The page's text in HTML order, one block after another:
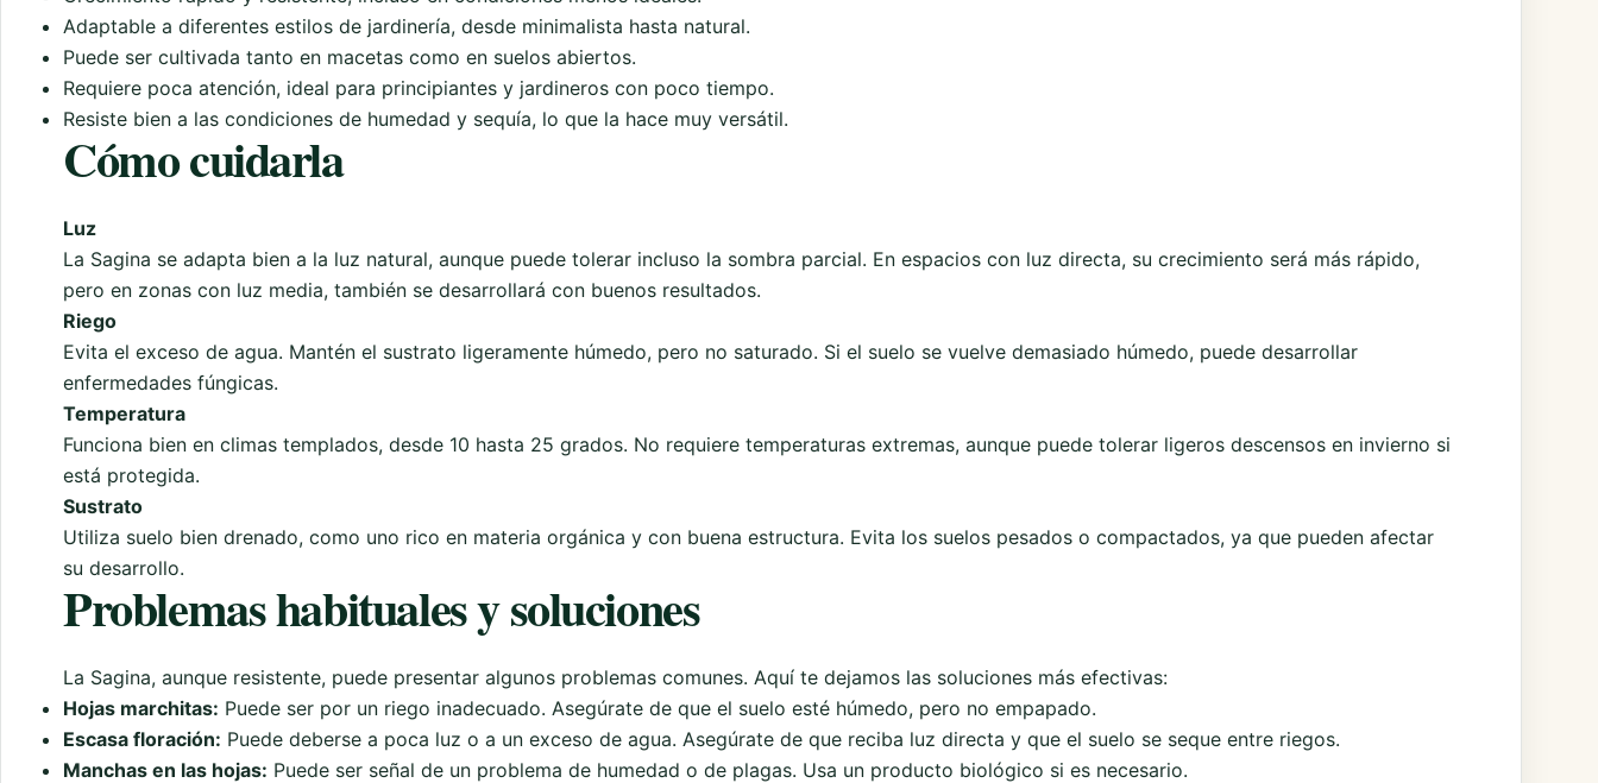
Adaptable a diferentes estilos de jardinería, desde minimalista hasta natural.
Puede ser cultivada tanto en macetas como en suelos abiertos.
Requiere poca atención, ideal para principiantes y jardineros con poco tiempo.
Resiste bien a las condiciones de humedad y sequía, lo que la hace muy versátil.
Cómo cuidarla
Luz
La Sagina se adapta bien a la luz natural, aunque puede tolerar incluso la sombra parcial. En espacios con luz directa, su crecimiento será más rápido,
pero en zonas con luz media, también se desarrollará con buenos resultados.
Riego
Evita el exceso de agua. Mantén el sustrato ligeramente húmedo, pero no saturado. Si el suelo se vuelve demasiado húmedo, puede desarrollar
enfermedades fúngicas.
Temperatura
Funciona bien en climas templados, desde 10 hasta 25 grados. No requiere temperaturas extremas, aunque puede tolerar ligeros descensos en invierno si
está protegida.
Sustrato
Utiliza suelo bien drenado, como uno rico en materia orgánica y con buena estructura. Evita los suelos pesados o compactados, ya que pueden afectar
su desarrollo.
Problemas habituales y soluciones
La Sagina, aunque resistente, puede presentar algunos problemas comunes. Aquí te dejamos las soluciones más efectivas:
Hojas marchitas: Puede ser por un riego inadecuado. Asegúrate de que el suelo esté húmedo, pero no empapado.
Escasa floración: Puede deberse a poca luz o a un exceso de agua. Asegúrate de que reciba luz directa y que el suelo se seque entre riegos.
Manchas en las hojas: Puede ser señal de un problema de humedad o de plagas. Usa un producto biológico si es necesario.